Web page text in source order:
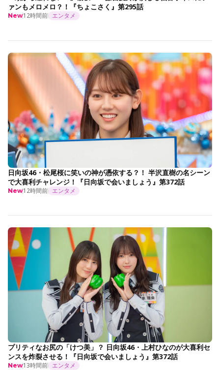
ァンもメロメロ？！『ちょこさく』第295話
New12時間前 エンタメ
日向坂46・松尾桜に笑いの神が憑依する？！ 半沢直樹の名シーン
で大喜利チャレンジ！『日向坂で会いましょう』第372話
New12時間前 エンタメ
プリティなお尻の「けつ美」？ 日向坂46・上村ひなのが大喜利セ
ンスを炸裂させる！『日向坂で会いましょう』第372話
New13時間前 エンタメ